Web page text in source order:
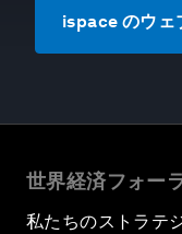
ispace のウェ
世界経済フォー
私たちのストラテ